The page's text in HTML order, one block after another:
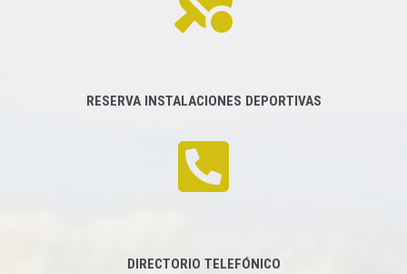
RESERVA INSTALACIONES DEPORTIVAS
DIRECTORIO TELEFÓNICO